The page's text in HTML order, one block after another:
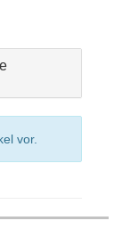
vor.